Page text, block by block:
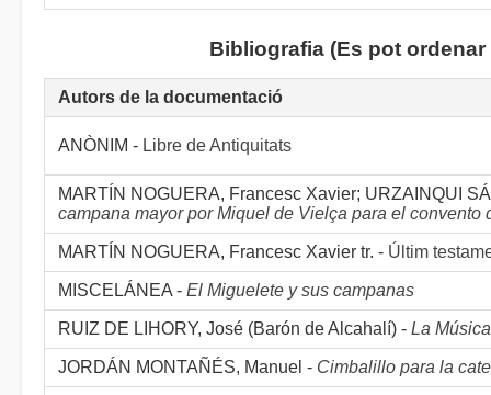
Bibliografia (Es pot
Autors de la documentació
ANÒNIM - Libre de Antiquitats
MARTÍN NOGUERA, Francesc Xavier; URZAINQUI
campana mayor por Miquel de Vielça para el convento
MARTÍN NOGUERA, Francesc Xavier tr. - Últim
MISCELÁNEA - El Miguelete y sus campanas
RUIZ DE LIHORY, José (Barón de Alcahalí) - La
JORDÁN MONTAÑÉS, Manuel - Cimbalillo para la